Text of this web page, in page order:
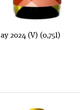
2024 (V) (0,75l)